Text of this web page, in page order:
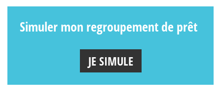
Simuler mon regroupement de prêt
JE SIMULE